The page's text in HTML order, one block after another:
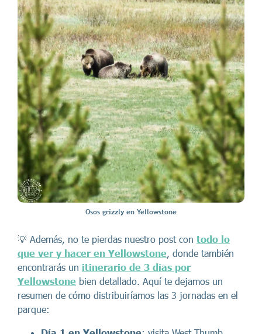
Osos grizzly en Yellowstone
💡 Además, no te pierdas nuestro post con todo lo
que ver y hacer en Yellowstone , donde también
encontrarás un itinerario de 3 días por
Yellowstone bien detallado. Aquí te dejamos un
resumen de cómo distribuiríamos las 3 jornadas en el
parque: